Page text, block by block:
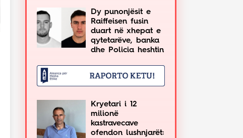
Dy punonjësit e
Raiffeisen fusin
duart në xhepat e
qytetarëve, banka
dhe Policia heshtin
Kryetari i 12
milionë
kastravecave
ofendon lushnjarët: